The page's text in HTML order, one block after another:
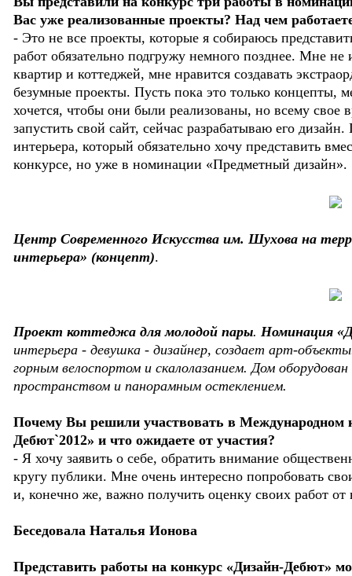
Вас уже реализованные проекты? Над чем
- Это не все проекты, которые я собираюсь
работ обязательно подгружу немного позднее. Мне
квартир и коттеджей, мне нравится создавать
безумные проекты. Пусть пока это только концепты,
хочется, чтобы они были реализованы, но всему
запустить свой сайт, сейчас разрабатываю его
интерьера, который обязательно хочу представить
конкурсе, но уже в номинации «Предметный
Центр Современного Искусства им. Шухова на
интерьера» (концепт).
Проект коттеджа для молодой пары. Номинация
интерьера - девушка - дизайнер, создает арт-
горным велоспортом и скалолазанием. Дом
пространством и панорамным остеклением.
Почему Вы решили участвовать в Международном
Дебют`2012» и что ожидаете от участия?
- Я хочу заявить о себе, обратить внимание
кругу публики. Мне очень интересно попробовать
и, конечно же, важно получить оценку своих работ
Беседовала Наталья Ионова
Представить работы на конкурс «Дизайн-Дебют»